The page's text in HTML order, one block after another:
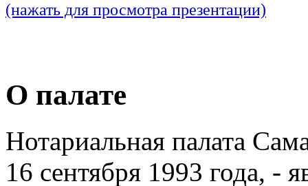
(нажать для просмотра презентации)
О палате
Нотариальная палата
16 сентября 1993 года, -